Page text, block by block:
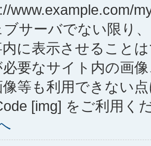
www.example.com/
ブサーバでない限り
に表示させること
要なサイト内の画
像等も利用できない
[img] をご利用く